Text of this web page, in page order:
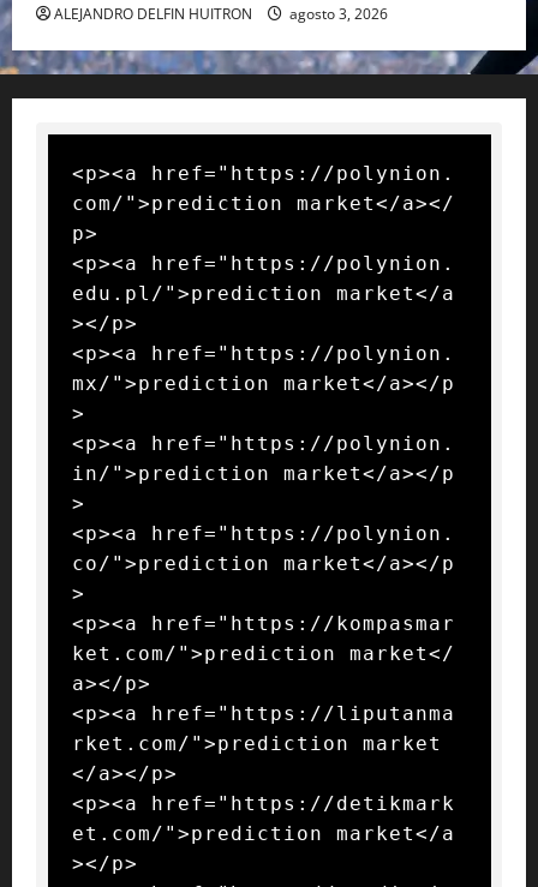
ALEJANDRO DELFIN HUITRON agosto 3, 2026
<p><a href="https://polynion.
com/">prediction market</a></
p>
<p><a href="https://polynion.
edu.pl/">prediction market</a
></p>
<p><a href="https://polynion.
mx/">prediction market</a></p
>
<p><a href="https://polynion.
in/">prediction market</a></p
>
<p><a href="https://polynion.
co/">prediction market</a></p
>
<p><a href="https://kompasmar
ket.com/">prediction market</
a></p>
<p><a href="https://liputanma
rket.com/">prediction market
</a></p>
<p><a href="https://detikmark
et.com/">prediction market</a
></p>